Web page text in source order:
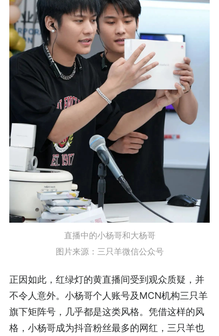
直播中的小杨哥和大杨哥
图片来源：三只羊微信公众号
正因如此，红绿灯的黄直播间受到观众质疑，并
不令人意外。小杨哥个人账号及MCN机构三只羊
旗下矩阵号，几乎都是这类风格。凭借这样的风
格，小杨哥成为抖音粉丝最多的网红，三只羊也